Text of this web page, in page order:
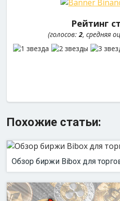
Рейтинг
(голосов:2, средняя
Похожие статьи:
Обзор биржи Bibox для